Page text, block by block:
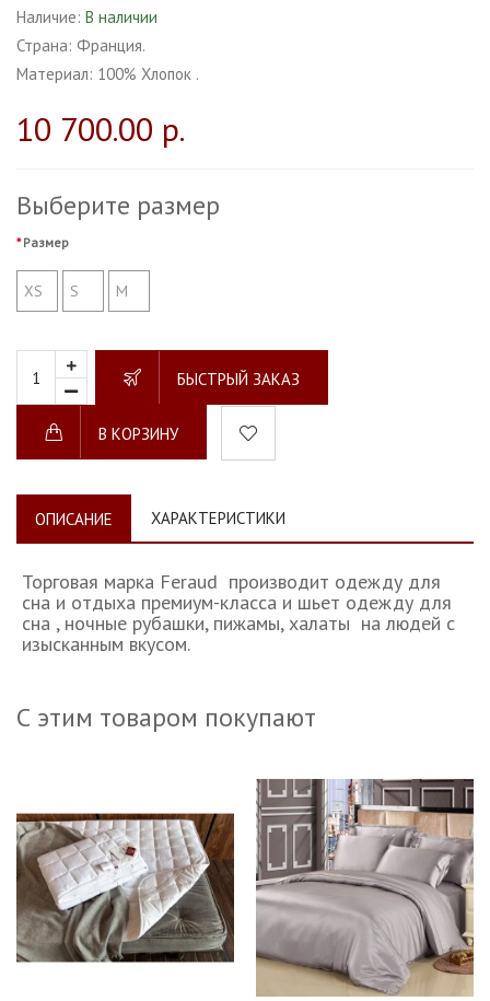
Наличие: В наличии
Страна: Франция.
Материал: 100% Хлопок .
10 700.00 р.
Выберите размер
Размер
XS S M
БЫСТРЫЙ ЗАКАЗ
В КОРЗИНУ
ОПИСАНИЕ ХАРАКТЕРИСТИКИ
Торговая марка Feraud производит одежду для
сна и отдыха премиум-класса и шьет одежду для
сна , ночные рубашки, пижамы, халаты на людей с
изысканным вкусом.
С этим товаром покупают